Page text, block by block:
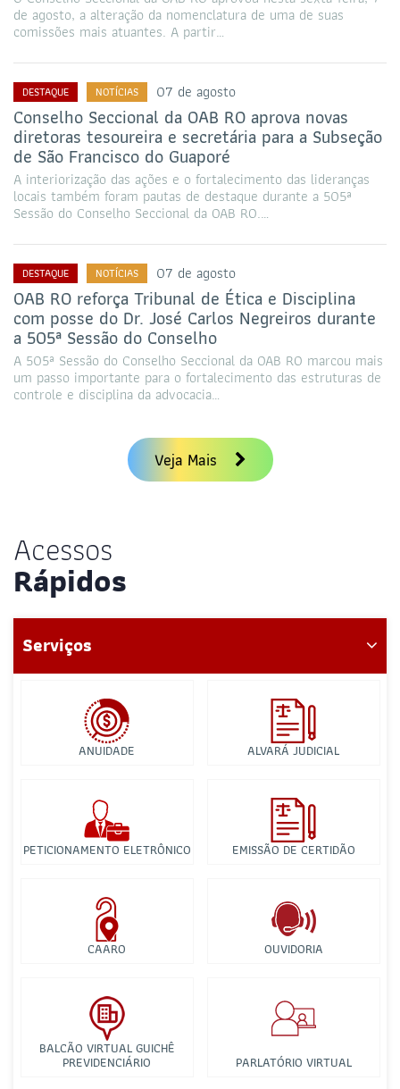
de agosto, a alteração da nomenclatura de uma de suas
comissões mais atuantes. A partir…
DESTAQUE NOTÍCIAS 07 de agosto
Conselho Seccional da OAB RO aprova novas
diretoras tesoureira e secretária para a Subseção
de São Francisco do Guaporé
A interiorização das ações e o fortalecimento das lideranças
locais também foram pautas de destaque durante a 505ª
Sessão do Conselho Seccional da OAB RO.…
DESTAQUE NOTÍCIAS 07 de agosto
OAB RO reforça Tribunal de Ética e Disciplina
com posse do Dr. José Carlos Negreiros durante
a 505ª Sessão do Conselho
A 505ª Sessão do Conselho Seccional da OAB RO marcou mais
um passo importante para o fortalecimento das estruturas de
controle e disciplina da advocacia…
Veja Mais
Acessos
Rápidos
Serviços
ANUIDADE ALVARÁ JUDICIAL
PETICIONAMENTO ELETRÔNICO EMISSÃO DE CERTIDÃO
CAARO OUVIDORIA
BALCÃO VIRTUAL GUICHÊ
PREVIDENCIÁRIO PARLATÓRIO VIRTUAL